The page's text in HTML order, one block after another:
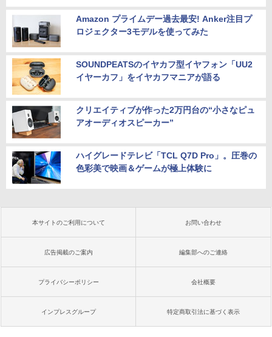
Amazon プライムデー過去最安! Anker注目プ
ロジェクター3モデルを使ってみた
SOUNDPEATSのイヤカフ型イヤフォン「UU2
イヤーカフ」をイヤカフマニアが語る
クリエイティブが作った2万円台の“小さなピュ
アオーディオスピーカー”
ハイグレードテレビ「TCL Q7D Pro」。圧巻の
色彩美で映画＆ゲームが極上体験に
本サイトのご利用について お問い合わせ
広告掲載のご案内 編集部へのご連絡
プライバシーポリシー 会社概要
インプレスグループ 特定商取引法に基づく表示